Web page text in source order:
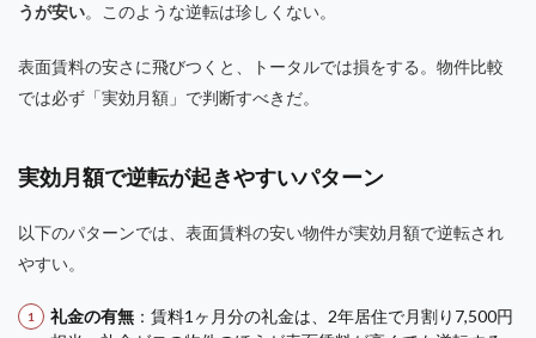
うが安い。このような逆転は珍しくない。
表面賃料の安さに飛びつくと、トータルでは損をする。物件比較
では必ず「実効月額」で判断すべきだ。
実効月額で逆転が起きやすいパターン
以下のパターンでは、表面賃料の安い物件が実効月額で逆転され
やすい。
礼金の有無 ：賃料1ヶ月分の礼金は、2年居住で月割り7,500円